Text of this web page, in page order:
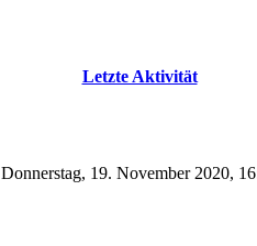
Letzte Aktivität
Donnerstag, 19. November 2020,